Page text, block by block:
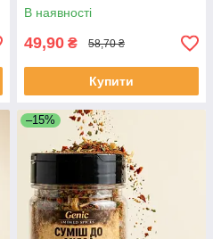
В наявності
49,90 ₴ 58,70 ₴
Купити
–15%